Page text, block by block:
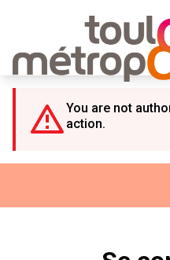
You are not
action.